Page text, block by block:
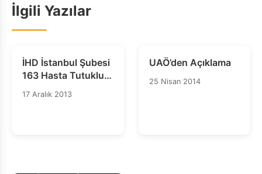
İlgili Yazılar
İHD İstanbul Şubesi
163 Hasta Tutuklu
İçin 163 Dakika
17 Aralık 2013
UAÖ’den Açıklama
25 Nisan 2014